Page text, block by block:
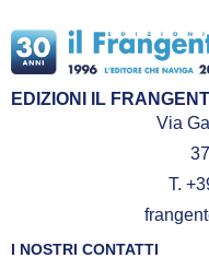
EDIZIONI IL
Via
T.
I NOSTRI CONTATTI